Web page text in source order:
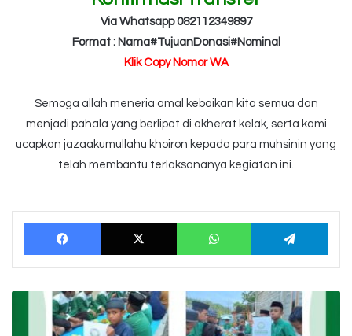
Via Whatsapp 082112349897
Format : Nama#TujuanDonasi#Nominal
Klik Copy Nomor WA
Semoga allah meneria amal kebaikan kita semua dan
menjadi pahala yang berlipat di akherat kelak, serta kami
ucapkan jazaakumullahu khoiron kepada para muhsinin yang
telah membantu terlaksananya kegiatan ini.
Facebook X WhatsApp